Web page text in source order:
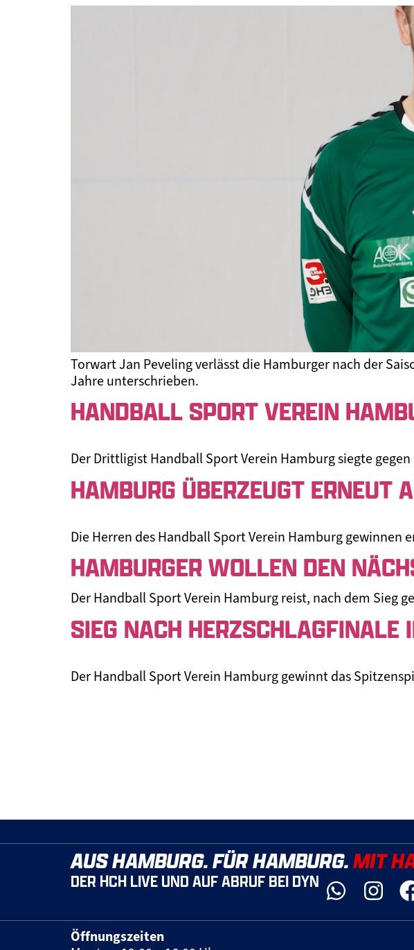
Torwart Jan Peveling verlässt die Hamburger nach der
Jahre unterschrieben.
HANDBALL SPORT VEREIN
Der Drittligist Handball Sport Verein Hamburg siegte
HAMBURG ÜBERZEUGT ERNEUT
Die Herren des Handball Sport Verein Hamburg gewinnen
HAMBURGER WOLLEN DEN
Der Handball Sport Verein Hamburg reist, nach dem Sieg
SIEG NACH HERZSCHLAGFINALE
Der Handball Sport Verein Hamburg gewinnt das
AUS HAMBURG. FÜR HAMBURG.MIT
DER HCH LIVE UND AUF ABRUF BEI DYN
Öffnungszeiten